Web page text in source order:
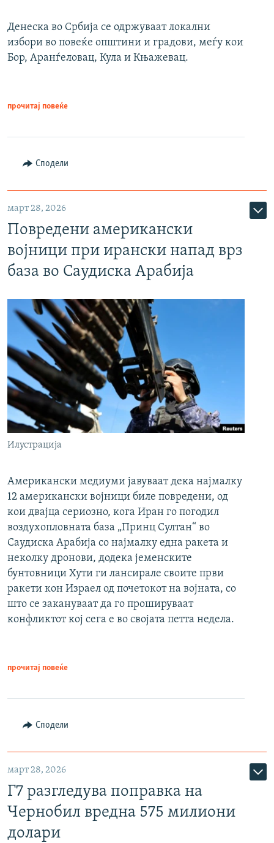
Денеска во Србија се одржуваат локални
избори во повеќе општини и градови, меѓу кои
Бор, Аранѓеловац, Кула и Књажевац.
прочитај повеќе
Сподели
март 28, 2026
Повредени американски
војници при ирански напад врз
база во Саудиска Арабија
Илустрација
Американски медиуми јавуваат дека најмалку
12 американски војници биле повредени, од
кои двајца сериозно, кога Иран го погодил
воздухопловната база „Принц Султан“ во
Саудиска Арабија со најмалку една ракета и
неколку дронови, додека јеменските
бунтовници Хути ги лансирале своите први
ракети кон Израел од почетокот на војната, со
што се закануваат да го прошируваат
конфликтот кој сега е во својата петта недела.
прочитај повеќе
Сподели
март 28, 2026
Г7 разгледува поправка на
Чернобил вредна 575 милиони
долари